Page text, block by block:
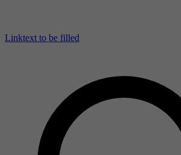
Linktext to be filled